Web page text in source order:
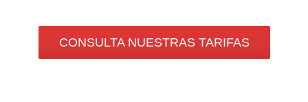
CONSULTA NUESTRAS TARIFAS